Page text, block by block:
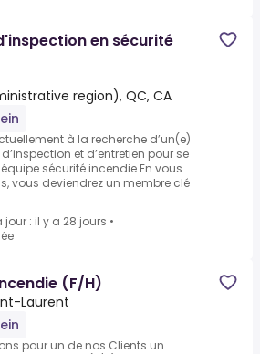
en sécurité
region), QC, CA
à la recherche d’un(e)
et d’entretien pour se
sécurité incendie.En vous
vous deviendrez un membre clé
jour : il y a 28 jours •
(F/H)
Laurent
pour un de nos Clients un